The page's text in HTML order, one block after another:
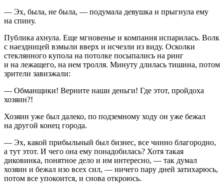
— Эх, была, не была, — подумала девушка и прыгнула ему
на спину.
Публика ахнула. Еще мгновенье и компания испарилась. Волк
с наездницей взмыли вверх и исчезли из виду. Осколки
стеклянного купола на потолке посыпались на ринг
и на лежащего, на нем тролля. Минуту длилась тишина, потом
зрители завизжали:
— Обманщики! Верните наши деньги! Где этот, пройдоха
хозяин?!
Хозяин уже был далеко, по подземному ходу он уже бежал
на другой конец города.
— Эх, какой прибыльный был бизнес, все чинно благородно,
а тут этот. И чего она ему понадобилась? Хотя такая
диковинка, понятное дело и им интересно, — так думал
хозяин и бежал изо всех сил, — ничего пару дней затихарюсь,
потом все упокоится, и снова откроюсь.